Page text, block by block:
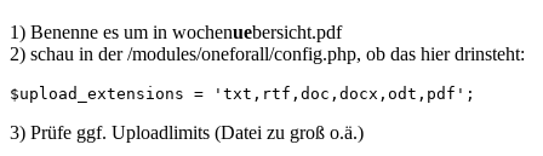
1) Benenne es um in wochenuebersicht.pdf
2) schau in der /modules/oneforall/config.php, ob das hier drinsteht:
$upload_extensions = 'txt,rtf,doc,docx,odt,pdf';
3) Prüfe ggf. Uploadlimits (Datei zu groß o.ä.)